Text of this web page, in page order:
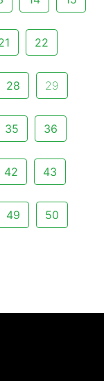
22
28 29
35 36
42 43
49 50